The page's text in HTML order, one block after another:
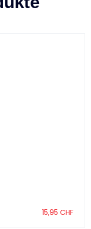
15,95 CHF